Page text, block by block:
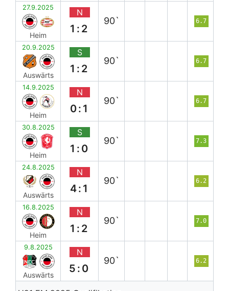
27.9.2025
Heim
N
1:2
90` 6.7
20.9.2025
Auswärts
S
1:2
90` 6.7
14.9.2025
Heim
N
0:1
90` 6.7
30.8.2025
Heim
S
1:0
90` 7.3
24.8.2025
Auswärts
N
4:1
90` 6.2
16.8.2025
Heim
N
1:2
90` 7.0
9.8.2025
Auswärts
N
5:0
90` 6.2